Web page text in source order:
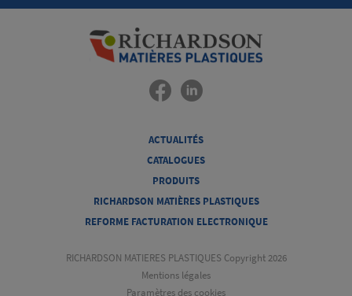
ACTUALITÉS
CATALOGUES
PRODUITS
RICHARDSON MATIÈRES PLASTIQUES
REFORME FACTURATION ELECTRONIQUE
RICHARDSON MATIERES PLASTIQUES Copyright 2026
Mentions légales
Paramètres des cookies